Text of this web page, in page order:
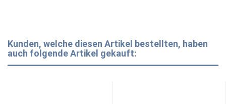
Kunden, welche diesen Artikel bestellten, haben
auch folgende Artikel gekauft: